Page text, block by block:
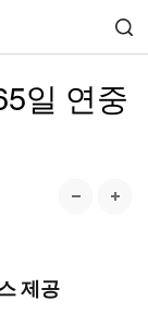
일 연중
제공